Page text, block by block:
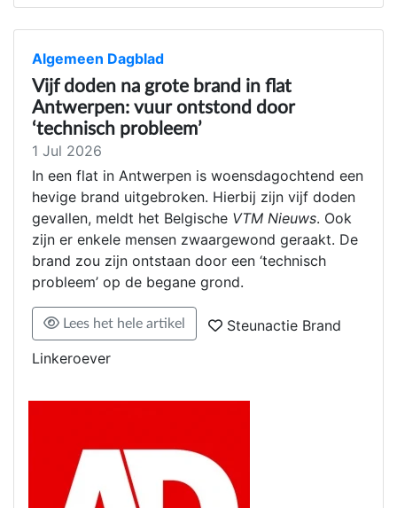
Algemeen Dagblad
Vijf doden na grote brand in flat
Antwerpen: vuur ontstond door
‘technisch probleem’
1 Jul 2026
In een flat in Antwerpen is woensdagochtend een
hevige brand uitgebroken. Hierbij zijn vijf doden
gevallen, meldt het Belgische VTM Nieuws. Ook
zijn er enkele mensen zwaargewond geraakt. De
brand zou zijn ontstaan door een ‘technisch
probleem’ op de begane grond.
Lees het hele artikel
Steunactie Brand
Linkeroever